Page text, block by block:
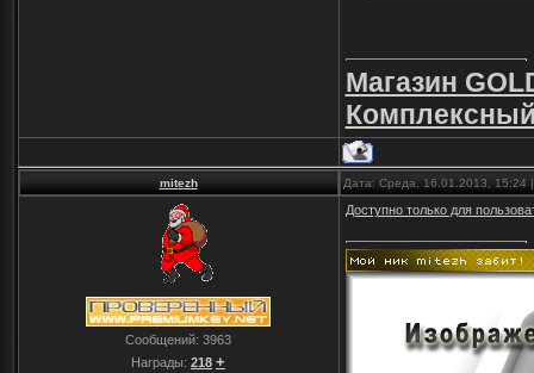
Магазин
mitezh Дата: Среда, 16.01.2013,
Сообщений: 3963
Награды: 218 +
Доступно только для